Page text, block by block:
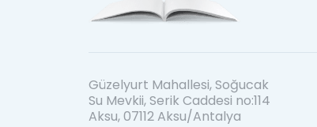
Güzelyurt Mahallesi, Soğucak
Su Mevkii, Serik Caddesi no:114
Aksu, 07112 Aksu/Antalya